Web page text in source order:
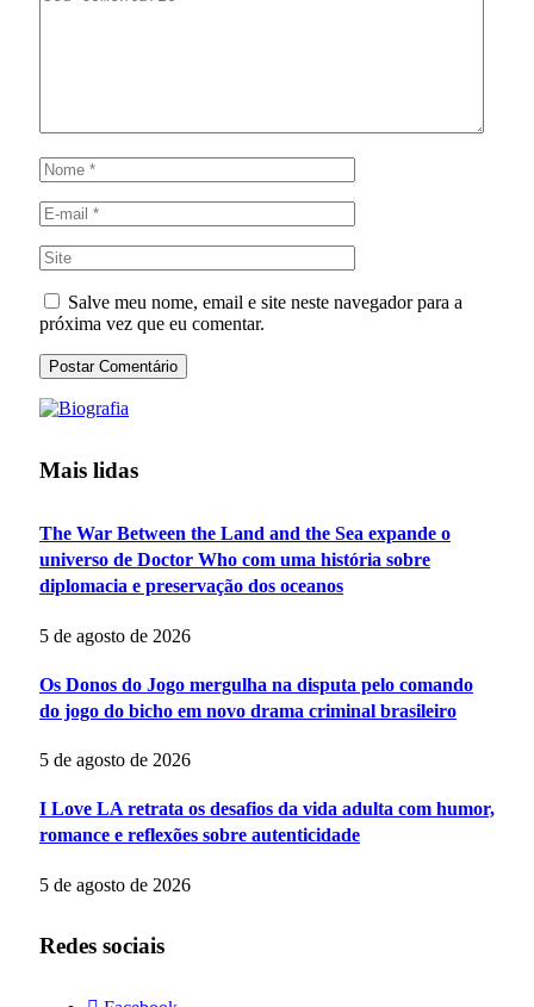
Salve meu nome, email e site neste navegador para a
próxima vez que eu comentar.
Mais lidas
The War Between the Land and the Sea expande o
universo de Doctor Who com uma história sobre
diplomacia e preservação dos oceanos
5 de agosto de 2026
Os Donos do Jogo mergulha na disputa pelo comando
do jogo do bicho em novo drama criminal brasileiro
5 de agosto de 2026
I Love LA retrata os desafios da vida adulta com humor,
romance e reflexões sobre autenticidade
5 de agosto de 2026
Redes sociais